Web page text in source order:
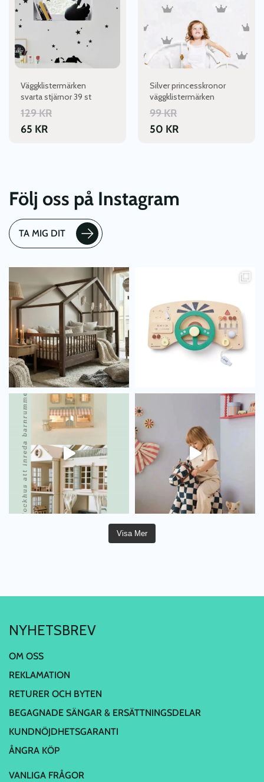
Väggklistermärken
svarta stjärnor 39 st
129KR
65 KR
Silver princesskronor
väggklistermärken
99KR
50 KR
Följ oss på Instagram
TA MIG DIT
Visa Mer
NYHETSBREV
OM OSS
REKLAMATION
RETURER OCH BYTEN
BEGAGNADE SÄNGAR & ERSÄTTNINGSDELAR
KUNDNÖJDHETSGARANTI
ÅNGRA KÖP
VANLIGA FRÅGOR